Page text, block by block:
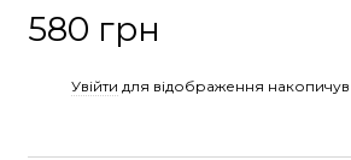
580 грн
Увійти для відображення